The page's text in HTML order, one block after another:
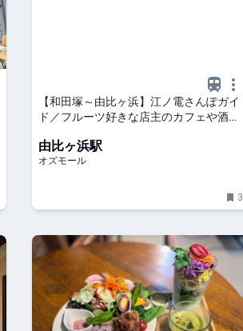
【和田塚～由比ヶ浜】江ノ電さんぽガイ
ド／フルーツ好きな店主のカフェや酒屋
由比ヶ浜駅
オズモール
3